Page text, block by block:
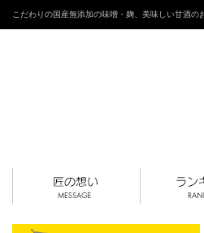
こだわりの国産無添加の味噌・麹、美味しい甘酒の